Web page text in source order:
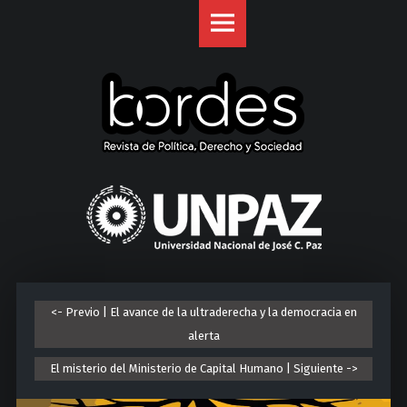
U
n
i
v
r
s
i
d
a
<- Previo | El avance de la ultraderecha y la democracia en
alerta
El misterio del Ministerio de Capital Humano | Siguiente ->